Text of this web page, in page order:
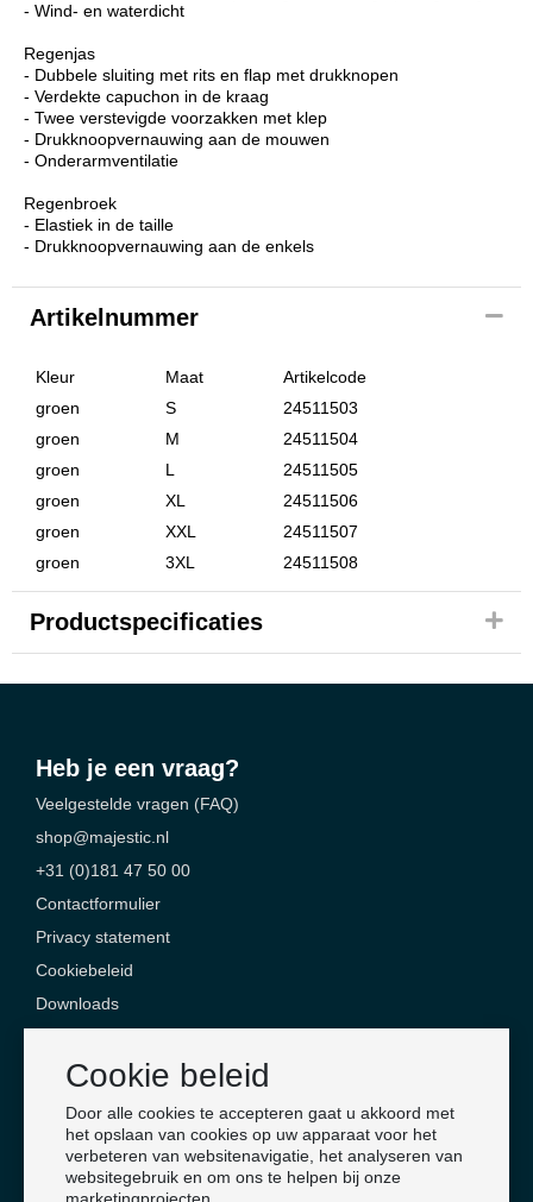
Cookie beleid
Door alle cookies te accepteren gaat u akkoord met
het opslaan van cookies op uw apparaat voor het
verbeteren van websitenavigatie, het analyseren van
websitegebruik en om ons te helpen bij onze
- Wind- en waterdicht
Regenjas
- Dubbele sluiting met rits en flap met drukknopen
- Verdekte capuchon in de kraag
- Twee verstevigde voorzakken met klep
- Drukknoopvernauwing aan de mouwen
- Onderarmventilatie
Regenbroek
- Elastiek in de taille
- Drukknoopvernauwing aan de enkels
Artikelnummer
Kleur Maat
Artikelcode
groen
S
24511503
groen
M
24511504
groen
L
24511505
groen
XL
24511506
groen
XXL
24511507
groen
3XL 24511508
Productspecificaties
Heb je een vraag?
Veelgestelde vragen (FAQ)
shop@majestic.nl
+31 (0)181 47 50 00
Contactformulier
Privacy statement
Cookiebeleid
Downloads
Majestic Safety Products & Services
Jan Campertlaan 6
3201 AX Spijkenisse
Nederland